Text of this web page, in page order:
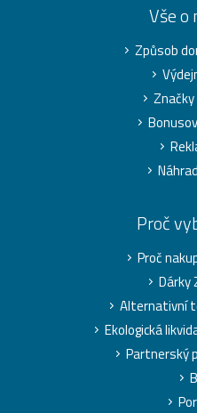
Vše o
Způsob
Značky
Proč
Proč
Dárky
Alternativní
Ekologická
Partnerský